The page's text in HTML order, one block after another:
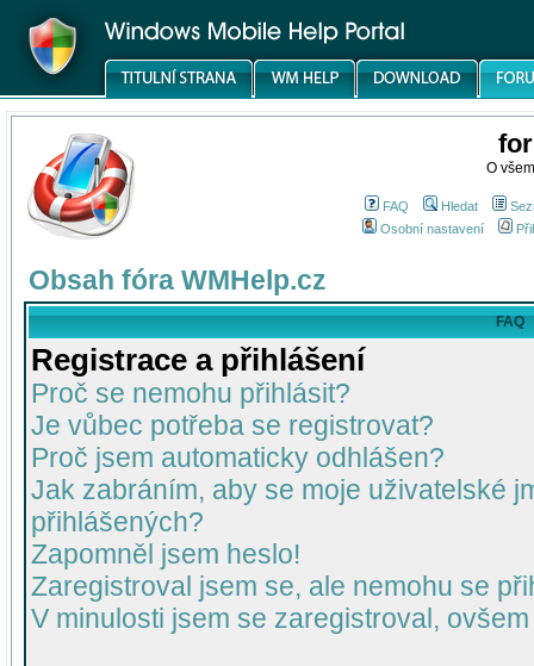
O
FAQ Hledat
Osobní nastavení
Obsah fóra WMHelp.cz
FAQ
Registrace a přihlášení
Proč se nemohu přihlásit?
Je vůbec potřeba se registrovat?
Proč jsem automaticky odhlášen?
Jak zabráním, aby se moje uživatelské
přihlášených?
Zapomněl jsem heslo!
Zaregistroval jsem se, ale nemohu se
V minulosti jsem se zaregistroval,